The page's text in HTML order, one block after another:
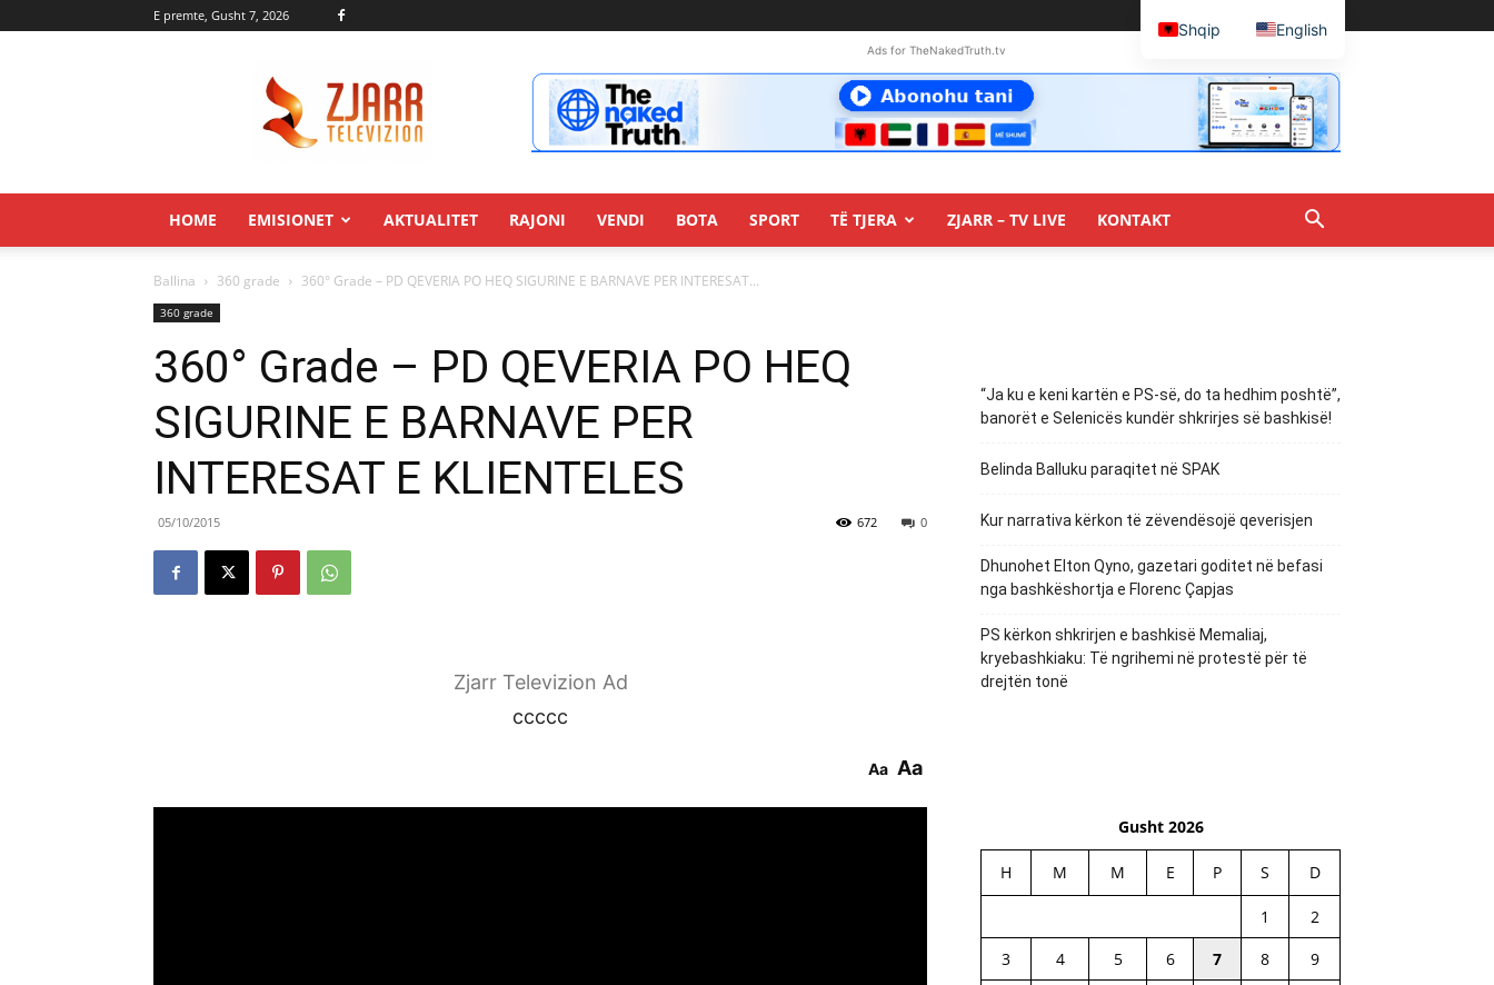
E premte, Gusht 7, 2026
Ads for TheNakedTruth.tv
HOME EMISIONET AKTUALITET RAJONI VENDI BOTA SPORT TË TJERA ZJARR – TV LIVE KONTAKT
Ballina 360 grade 360° Grade – PD QEVERIA PO HEQ SIGURINE E BARNAVE PER INTERESAT...
360 grade
360° Grade – PD QEVERIA PO HEQ
SIGURINE E BARNAVE PER
INTERESAT E KLIENTELES
05/10/2015 0
672
Zjarr Televizion Ad
ccccc
Aa Aa
“Ja ku e keni kartën e PS-së, do ta hedhim poshtë”,
banorët e Selenicës kundër shkrirjes së bashkisë!
Belinda Balluku paraqitet në SPAK
Kur narrativa kërkon të zëvendësojë qeverisjen
Dhunohet Elton Qyno, gazetari goditet në befasi
nga bashkëshortja e Florenc Çapjas
PS kërkon shkrirjen e bashkisë Memaliaj,
kryebashkiaku: Të ngrihemi në protestë për të
drejtën tonë
Gusht 2026
H M M E P S D
1
2
3
4 5 6 7 8
9
Shqip English